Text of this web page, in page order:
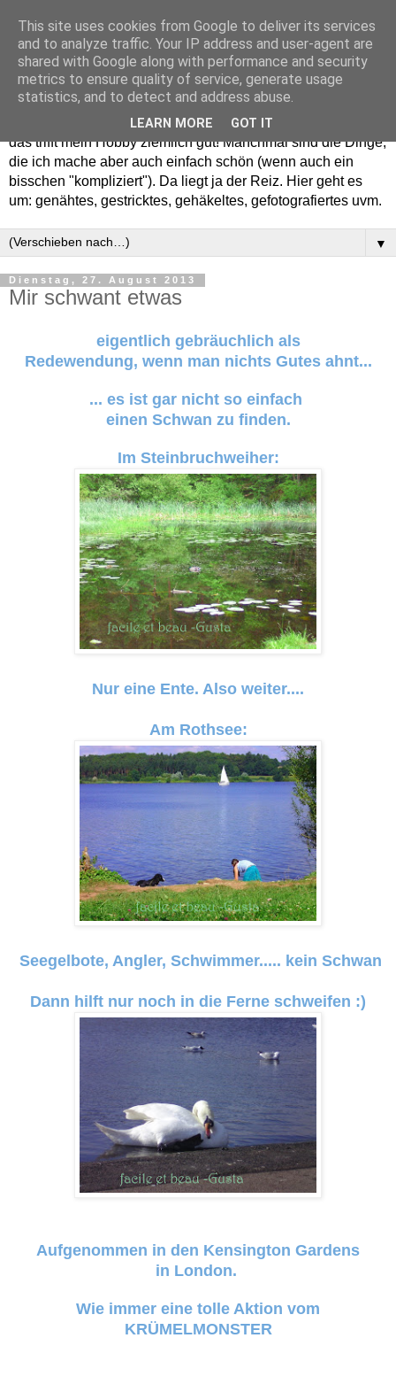
Willkommen in meinem "Wohnzimmer". Einfach und schön -
das trifft mein Hobby ziemlich gut! Manchmal sind die Dinge,
die ich mache aber auch einfach schön (wenn auch ein
bisschen "kompliziert"). Da liegt ja der Reiz. Hier geht es
um: genähtes, gestricktes, gehäkeltes, gefotografiertes uvm.
▼
Dienstag, 27. August 2013
Mir schwant etwas
eigentlich gebräuchlich als
Redewendung, wenn man nichts Gutes ahnt...
... es ist gar nicht so einfach
einen Schwan zu finden.
Im Steinbruchweiher:
Nur eine Ente. Also weiter....
Am Rothsee:
Seegelbote, Angler, Schwimmer..... kein Schwan
Dann hilft nur noch in die Ferne schweifen :)
Aufgenommen in den Kensington Gardens
in London.
Wie immer eine tolle Aktion vom
KRÜMELMONSTER
This site uses cookies from Google to deliver its services
and to analyze traffic. Your IP address and user-agent are
shared with Google along with performance and security
metrics to ensure quality of service, generate usage
statistics, and to detect and address abuse.
LEARN MORE GOT IT